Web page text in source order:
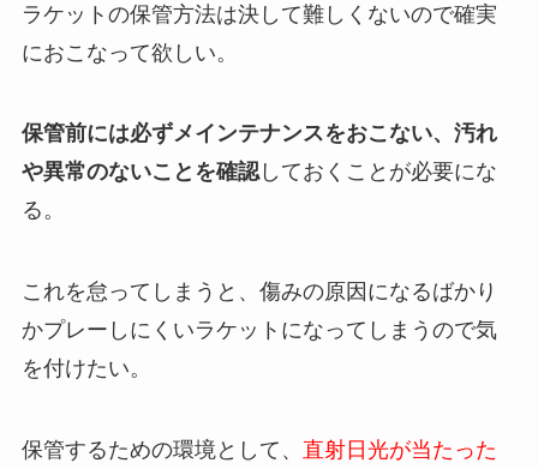
ラケットの保管方法は決して難しくないので確実
におこなって欲しい。
保管前には必ずメインテナンスをおこない、汚れ
や異常のないことを確認しておくことが必要にな
る。
これを怠ってしまうと、傷みの原因になるばかり
かプレーしにくいラケットになってしまうので気
を付けたい。
保管するための環境として、 直射日光が当たった